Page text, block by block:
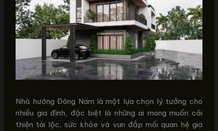
Nhà hướng Đông Nam là một lựa chọn lý tưởng cho
nhiều gia đình, đặc biệt là những ai mong muốn cải
thiện tài lộc, sức khỏe và vun đắp mối quan hệ gia